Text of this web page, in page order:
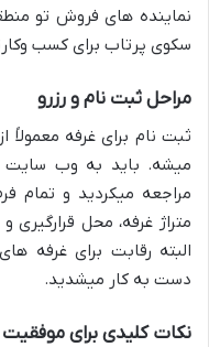
نماینده های فروش تو
سکوی پرتاب برای کسب
مراحل ثبت نام و رزرو
ثبت نام برای غرفه معمولاً
مراجعه میکردید و تمام
متراژ غرفه، محل قرارگیری
البته رقابت برای غرفه
دست به کار میشدید.
نکات کلیدی برای موفقیت